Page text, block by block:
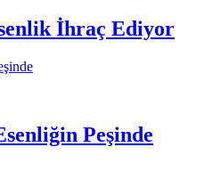
İhraç Ediyor
Peşinde